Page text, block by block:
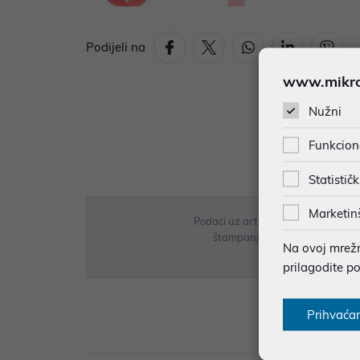
Podijeli na
Podaci uz artikle su prezentirani
štampanja te promjene u
Nužni
Na ovoj
prilagodite